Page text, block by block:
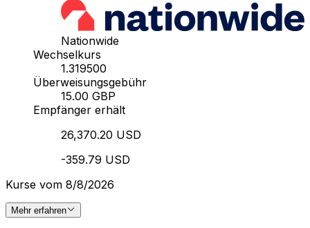
Nationwide
Wechselkurs
1.319500
Überweisungsgebühr
15.00 GBP
Empfänger erhält
26,370.20 USD
-359.79 USD
Kurse vom 8/8/2026
Mehr erfahren